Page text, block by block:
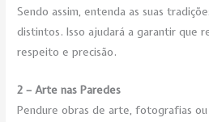
Sendo assim, entenda as suas
distintos. Isso ajudará a garantir que
respeito e precisão.
2 – Arte nas Paredes
Pendure obras de arte, fotografias